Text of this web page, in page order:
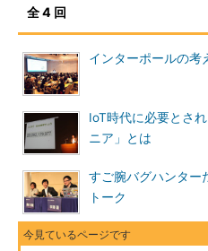
筆者陣が注目する「最近、旬なお
「DDoS攻撃」
「最近、旬なお話」というテー
に辻氏が「DDoS攻撃」を挙げた
「2015年9月ごろから、有名なサ
撃を受けてダウンする事例が少し
る」と述べ、その背景には「
ル」や、“負荷テスト”という名目
円程度で使用可能な「DDoS攻撃
した。同氏によれば、DDoS攻撃
全 4 回
インターポールの考
IoT時代に必要とさ
ニア」とは
すご腕バグハンター
トーク